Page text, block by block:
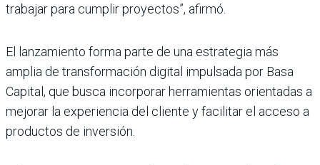
trabajar para cumplir proyectos”, afirmó.
El lanzamiento forma parte de una estrategia más
amplia de transformación digital impulsada por Basa
Capital, que busca incorpo­rar herramientas orientadas a
mejorar la experiencia del cliente y facilitar el acceso a
productos de inversión.